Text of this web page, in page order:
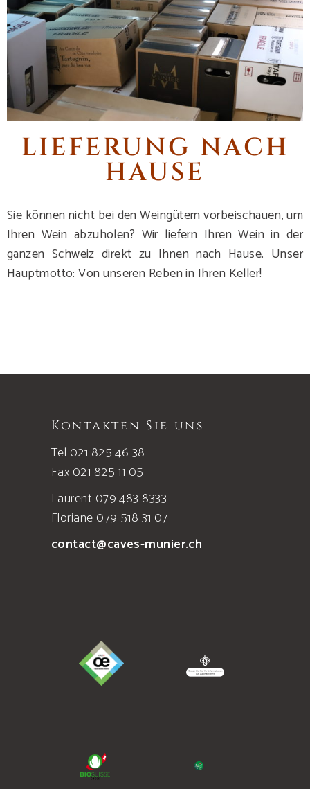
LIEFERUNG NACH
HAUSE
Sie können nicht bei den Weingütern vorbeischauen, um
Ihren Wein abzuholen? Wir liefern Ihren Wein in der
ganzen Schweiz direkt zu Ihnen nach Hause. Unser
Hauptmotto: Von unseren Reben in Ihren Keller!
Kontakten Sie uns
Tel 021 825 46 38
Fax 021 825 11 05
Laurent 079 483 8333
Floriane 079 518 31 07
contact@caves-munier.ch